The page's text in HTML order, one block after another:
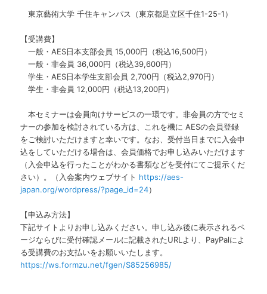
東京藝術大学 千住キャンパス（東京都足立区千住1-25-1）
【受講費】
一般・AES日本支部会員 15,000円（税込16,500円）
一般・非会員 36,000円（税込39,600円）
学生・AES日本学生支部会員 2,700円（税込2,970円）
学生・非会員 12,000円（税込13,200円）
本セミナーは会員向けサービスの一環です。非会員の方でセミ
ナーの参加を検討されている方は、これを機に AESの会員登録
をご検討いただけますと幸いです。なお、受付当日までに入会申
込をしていただける場合は、会員価格でお申し込みいただけます
（入会申込を行ったことがわかる書類などを受付にてご提示くだ
さい）。（入会案内ウェブサイト https://aes-
japan.org/wordpress/?page_id=24）
【申込み方法】
下記サイトよりお申し込みください。申し込み後に表示されるペ
ージならびに受付確認メールに記載されたURLより、PayPalによ
る受講費のお支払いをお願いいたします。
https://ws.formzu.net/fgen/S85256985/